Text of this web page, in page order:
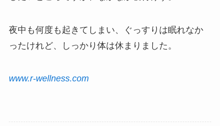
夜中も何度も起きてしまい、ぐっすりは眠れなか
ったけれど、しっかり体は休まりました。
www.r-wellness.com